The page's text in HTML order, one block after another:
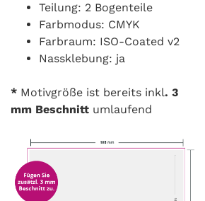
Teilung: 2 Bogenteile
Farbmodus: CMYK
Farbraum: ISO-Coated v2
Nassklebung: ja
* Motivgröße ist bereits inkl. 3
mm Beschnitt umlaufend